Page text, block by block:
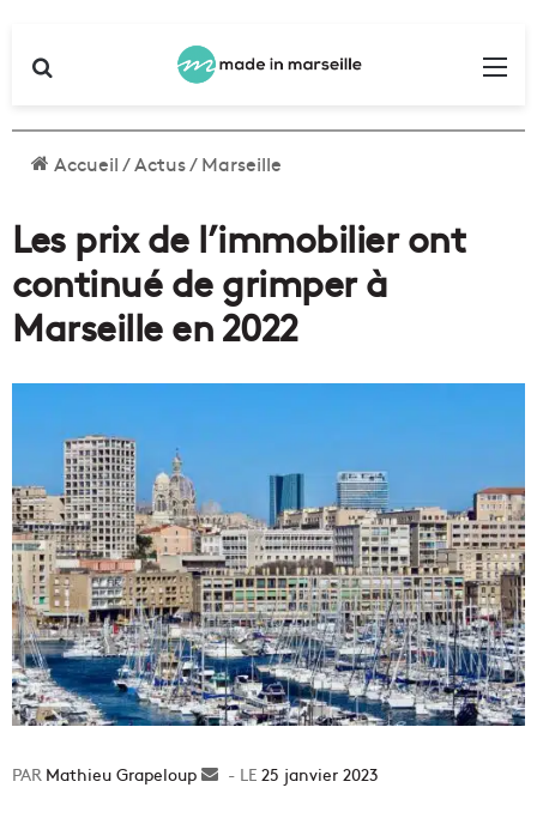
Accueil/Actus/Marseille
Les prix de l’immobilier ont
continué de grimper à
Marseille en 2022
Mathieu Grapeloup
Envoyer25 janvier 2023